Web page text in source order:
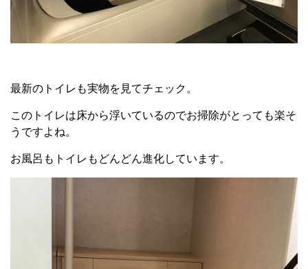
最新のトイレも実物を見てチェック。
このトイレは床から浮いているのでお掃除がとっても楽そ
うですよね。
お風呂もトイレもどんどん進化しています。